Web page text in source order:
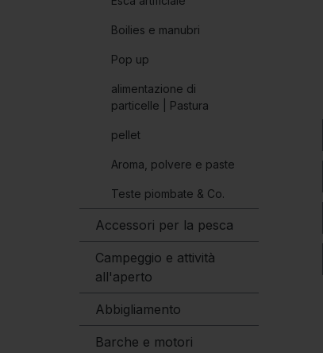
Boilies e manubri
Pop up
alimentazione di
particelle | Pastura
pellet
Aroma, polvere e paste
Teste piombate & Co.
Accessori per la pesca
Campeggio e attività
all'aperto
Abbigliamento
Barche e motori